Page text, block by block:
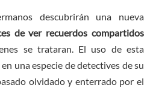
descubrirán una nueva
de ver recuerdos compartidos
se trataran. El uso de esta
una especie de detectives de su
olvidado y enterrado por el